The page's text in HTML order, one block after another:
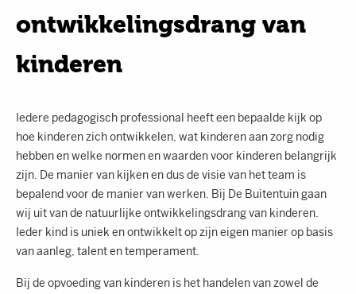
ontwikkelingsdrang van
kinderen
Iedere pedagogisch professional heeft een bepaalde kijk op
hoe kinderen zich ontwikkelen, wat kinderen aan zorg nodig
hebben en welke normen en waarden voor kinderen belangrijk
zijn. De manier van kijken en dus de visie van het team is
bepalend voor de manier van werken. Bij De Buitentuin gaan
wij uit van de natuurlijke ontwikkelingsdrang van kinderen.
Ieder kind is uniek en ontwikkelt op zijn eigen manier op basis
van aanleg, talent en temperament.
Bij de opvoeding van kinderen is het handelen van zowel de